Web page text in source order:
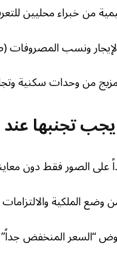
من خبراء محليين
ونسب المصروفات
مزيج من وحدات سكنية
تجنبها
على الصور فقط دون
الملكية والالتزامات
“السعر المنخفض